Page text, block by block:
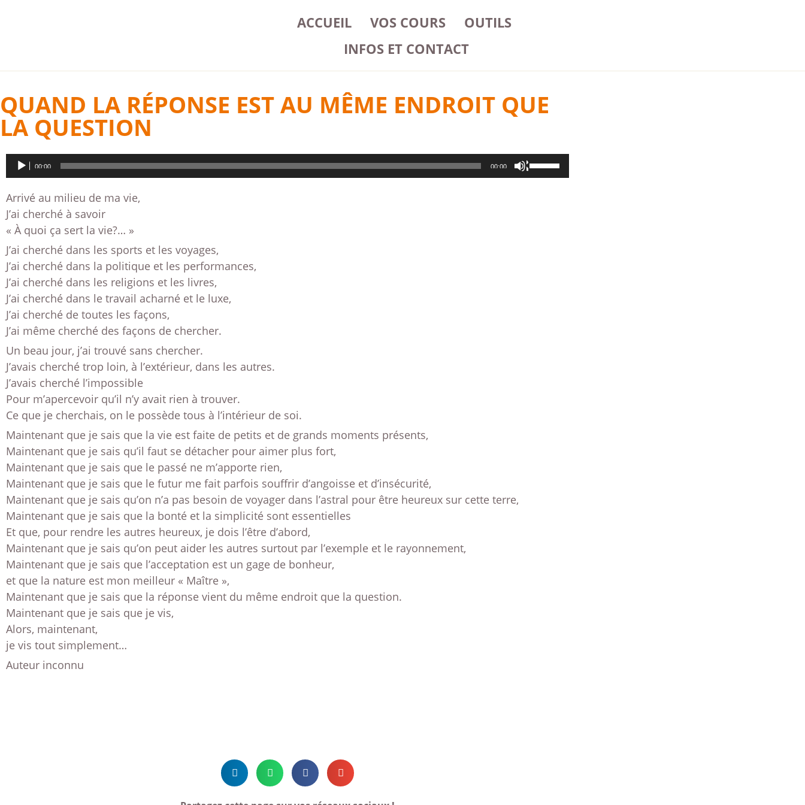
ACCUEIL VOS COURS
OUTILS
INFOS ET CONTACT
QUAND LA RÉPONSE EST AU MÊME ENDROIT QUE
LA QUESTION
Lecteur
00:00 00:00
Arrivé au milieu de ma vie,
J’ai cherché à savoir
« À quoi ça sert la vie?… »
J’ai cherché dans les sports et les voyages,
J’ai cherché dans la politique et les performances,
J’ai cherché dans les religions et les livres,
J’ai cherché dans le travail acharné et le luxe,
J’ai cherché de toutes les façons,
J’ai même cherché des façons de chercher.
Un beau jour, j’ai trouvé sans chercher.
J’avais cherché trop loin, à l’extérieur, dans les autres.
J’avais cherché l’impossible
Pour m’apercevoir qu’il n’y avait rien à trouver.
Ce que je cherchais, on le possède tous à l’intérieur de soi.
Maintenant que je sais que la vie est faite de petits et de grands moments présents,
Maintenant que je sais qu’il faut se détacher pour aimer plus fort,
Maintenant que je sais que le passé ne m’apporte rien,
Maintenant que je sais que le futur me fait parfois souffrir d’angoisse et d’insécurité,
Maintenant que je sais qu’on n’a pas besoin de voyager dans l’astral pour être heureux sur cette terre,
Maintenant que je sais que la bonté et la simplicité sont essentielles
Et que, pour rendre les autres heureux, je dois l’être d’abord,
Maintenant que je sais qu’on peut aider les autres surtout par l’exemple et le rayonnement,
Maintenant que je sais que l’acceptation est un gage de bonheur,
et que la nature est mon meilleur « Maître »,
Maintenant que je sais que la réponse vient du même endroit que la question.
Maintenant que je sais que je vis,
Alors, maintenant,
je vis tout simplement…
Auteur inconnu